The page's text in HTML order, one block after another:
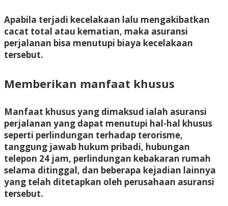
Apabila terjadi kecelakaan lalu mengakibatkan
cacat total atau kematian, maka asuransi
perjalanan bisa menutupi biaya kecelakaan
tersebut.
Memberikan manfaat khusus
Manfaat khusus yang dimaksud ialah asuransi
perjalanan yang dapat menutupi hal-hal khusus
seperti perlindungan terhadap terorisme,
tanggung jawab hukum pribadi, hubungan
telepon 24 jam, perlindungan kebakaran rumah
selama ditinggal, dan beberapa kejadian lainnya
yang telah ditetapkan oleh perusahaan asuransi
tersebut.